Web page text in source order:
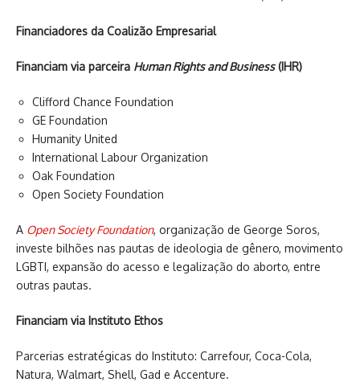
Financiadores da Coalizão Empresarial
Financiam via parceira Human Rights and Business(IHR)
Clifford Chance Foundation
GE Foundation
Humanity United
International Labour Organization
Oak Foundation
Open Society Foundation
A Open Society Foundation, organização de George Soros,
investe bilhões nas pautas de ideologia de gênero, movimento
LGBTI, expansão do acesso e legalização do aborto, entre
outras pautas.
Financiam via Instituto Ethos
Parcerias estratégicas do Instituto: Carrefour, Coca-Cola,
Natura, Walmart, Shell, Gad e Accenture.